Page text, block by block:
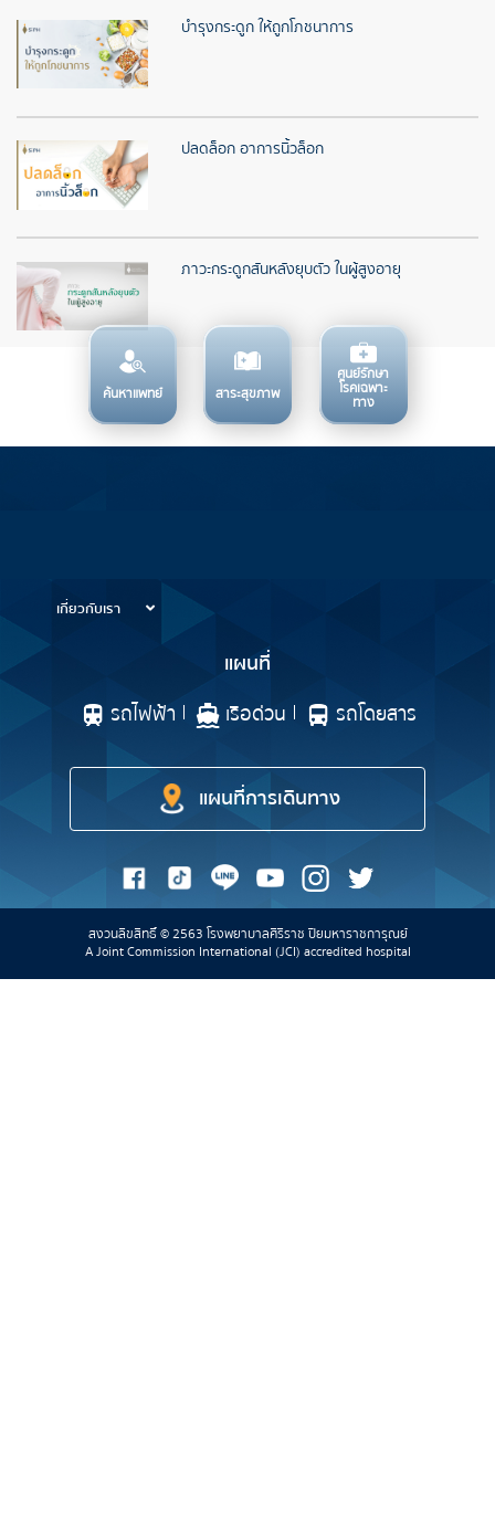
บำรุงกระดูก ให้ถูกโภชนาการ
ปลดล็อก อาการนิ้วล็อก
ภาวะกระดูกสันหลังยุบตัว ในผู้สูงอายุ
ค้นหาแพทย์ สาระสุขภาพ
ศูนย์รักษา
โรคเฉพาะ
ทาง
เกี่ยวกับเรา
แผนที่
รถไฟฟ้า
เรือด่วน รถโดยสาร
แผนที่การเดินทาง
สงวนลิขสิทธิ์ © 2563 โรงพยาบาลศิริราช ปิยมหาราชการุณย์
A Joint Commission International (JCI) accredited hospital